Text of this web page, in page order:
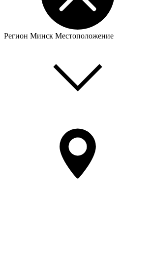
Регион Минск Местоположение